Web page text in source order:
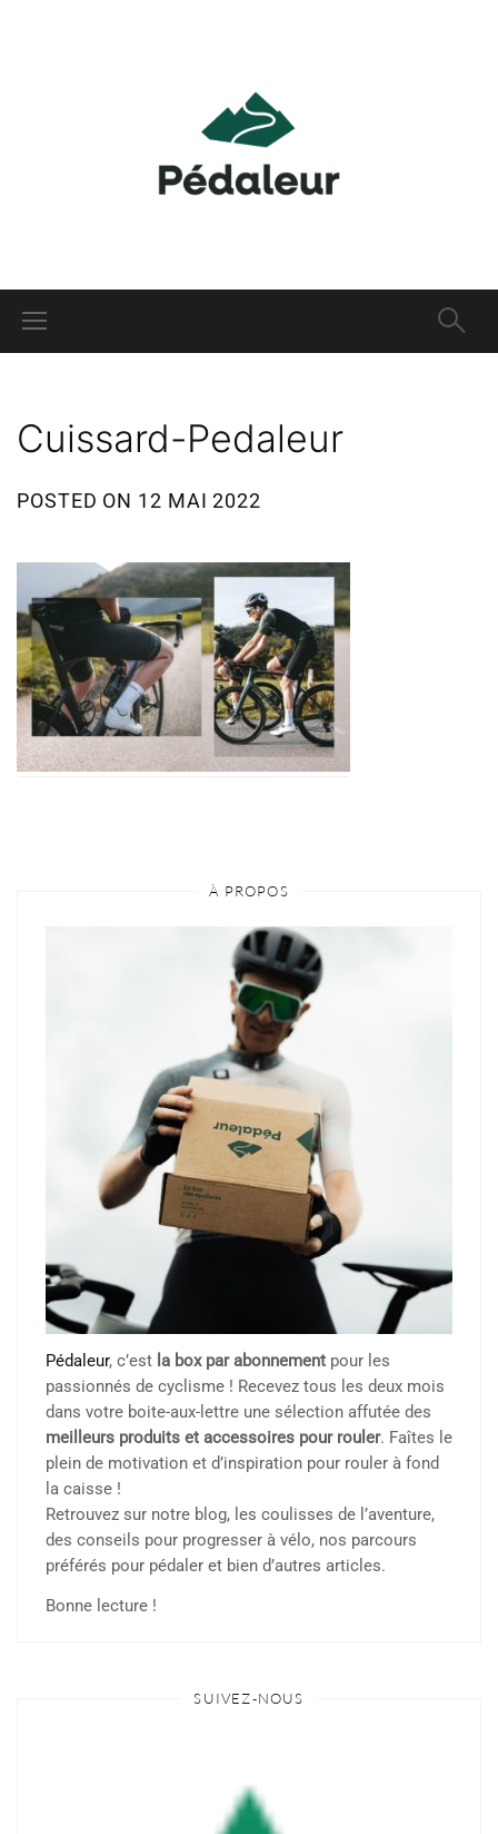
Cuissard-Pedaleur
POSTED ON 12 MAI 2022
À PROPOS
Pédaleur, c’est la box par abonnement pour les
passionnés de cyclisme ! Recevez tous les deux mois
dans votre boite-aux-lettre une sélection affutée des
meilleurs produits et accessoires pour rouler. Faîtes le
plein de motivation et d’inspiration pour rouler à fond
la caisse !
Retrouvez sur notre blog, les coulisses de l’aventure,
des conseils pour progresser à vélo, nos parcours
préférés pour pédaler et bien d’autres articles.
Bonne lecture !
SUIVEZ-NOUS